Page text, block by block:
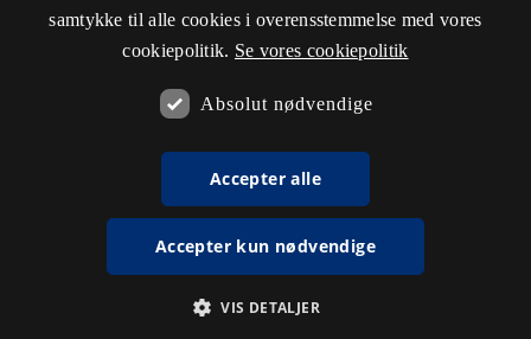
samtykke til alle cookies i overensstemmelse med vores
cookiepolitik. Se vores cookiepolitik
Absolut nødvendige
Accepter alle
Accepter kun nødvendige
VIS DETALJER